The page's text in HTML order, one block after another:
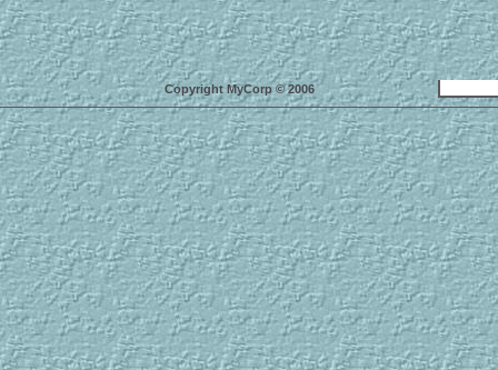
Copyright MyCorp © 2006